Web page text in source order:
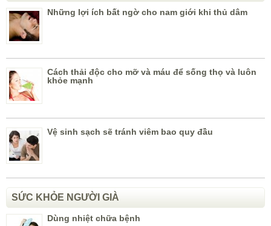
Những lợi ích bất ngờ cho nam giới khi thủ dâm
Cách thải độc cho mỡ và máu để sống thọ và luôn
khỏe mạnh
Vệ sinh sạch sẽ tránh viêm bao quy đầu
SỨC KHỎE NGƯỜI GIÀ
Dùng nhiệt chữa bệnh